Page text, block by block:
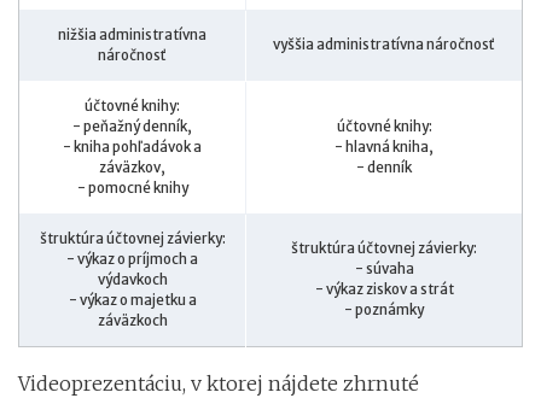
nižšia administratívna
náročnosť
vyššia administratívna náročnosť
účtovné knihy:
- peňažný denník,
- kniha pohľadávok a
záväzkov,
- pomocné knihy
účtovné knihy:
- hlavná kniha,
- denník
štruktúra účtovnej závierky:
- výkaz o príjmoch a
výdavkoch
- výkaz o majetku a
záväzkoch
štruktúra účtovnej závierky:
- súvaha
- výkaz ziskov a strát
- poznámky
Videoprezentáciu, v ktorej nájdete zhrnuté